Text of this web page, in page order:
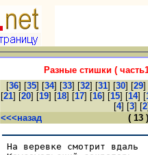
Разные стишки (
[36] [35] [34] [33] [32] [31] [30] [29]
[21] [20] [19] [18] [17] [16] [15] [14] [
[4] [3] [2
<<<назад
( 13 )
Hа веревке смотрит вдаль